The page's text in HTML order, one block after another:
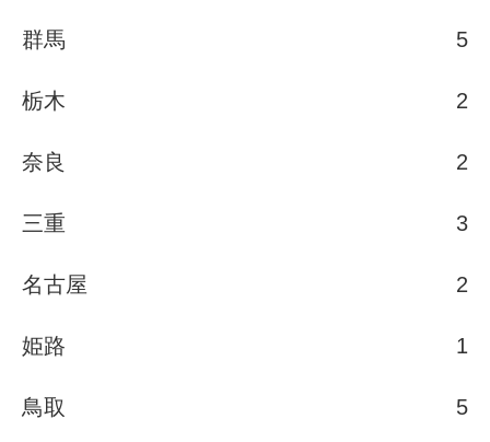
群馬 5
栃木 2
奈良 2
三重 3
名古屋 2
姫路 1
鳥取 5